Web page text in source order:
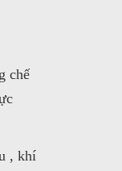
chế
, khí